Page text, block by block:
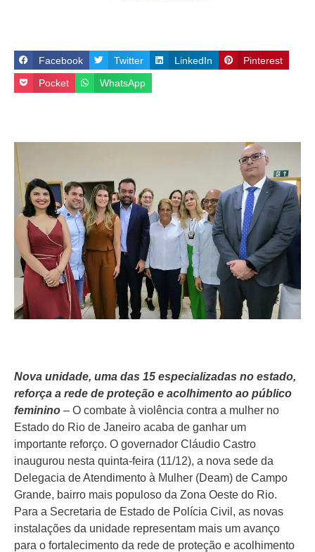
Facebook Twitter LinkedIn Pinterest
Pocket WhatsApp
Nova unidade, uma das 15 especializadas no estado,
reforça a rede de proteção e acolhimento ao público
feminino – O combate à violência contra a mulher no
Estado do Rio de Janeiro acaba de ganhar um
importante reforço. O governador Cláudio Castro
inaugurou nesta quinta-feira (11/12), a nova sede da
Delegacia de Atendimento à Mulher (Deam) de Campo
Grande, bairro mais populoso da Zona Oeste do Rio.
Para a Secretaria de Estado de Polícia Civil, as novas
instalações da unidade representam mais um avanço
para o fortalecimento da rede de proteção e acolhimento